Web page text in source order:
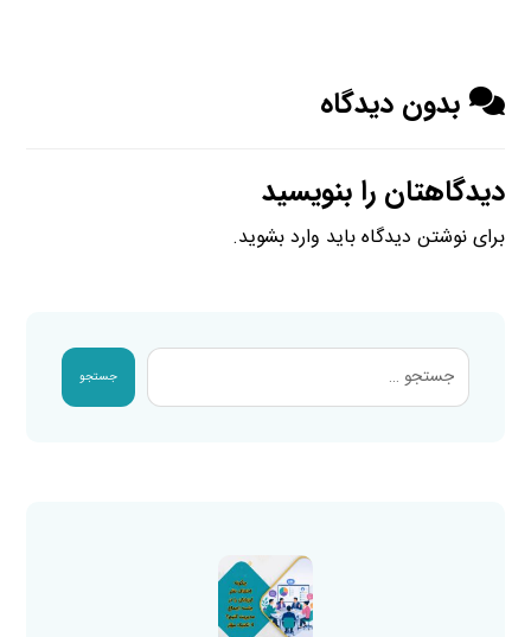
بدون دیدگاه
دیدگاهتان را بنویسید
برای نوشتن دیدگاه باید وارد بشوید.
جستجو